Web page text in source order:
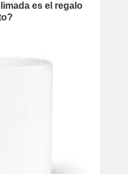
es el regalo